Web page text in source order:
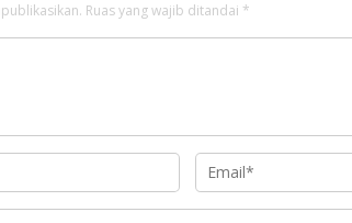
Ruas yang wajib ditandai *